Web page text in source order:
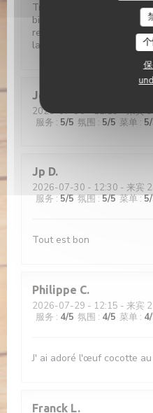
Très bon moment, avec
bienveillant Croquettes de
recommande Le café
la prochaine!
Jerome
2026-07-30- 12:15 - 来宾 9
服务 : 5/5 氛围 : 5/5 菜单 : 5
Jp D
2026-07-30 - 12:30 - 来宾 2
服务 : 5/5 氛围:5/5 菜单:5
Tout est bon
Philippe C
2026-07-29 - 12:15 - 来宾 2
服务 : 4/5 氛围 : 4/5 菜单 : 4
J' ai adoré l'œuf cocotte au
Franck L